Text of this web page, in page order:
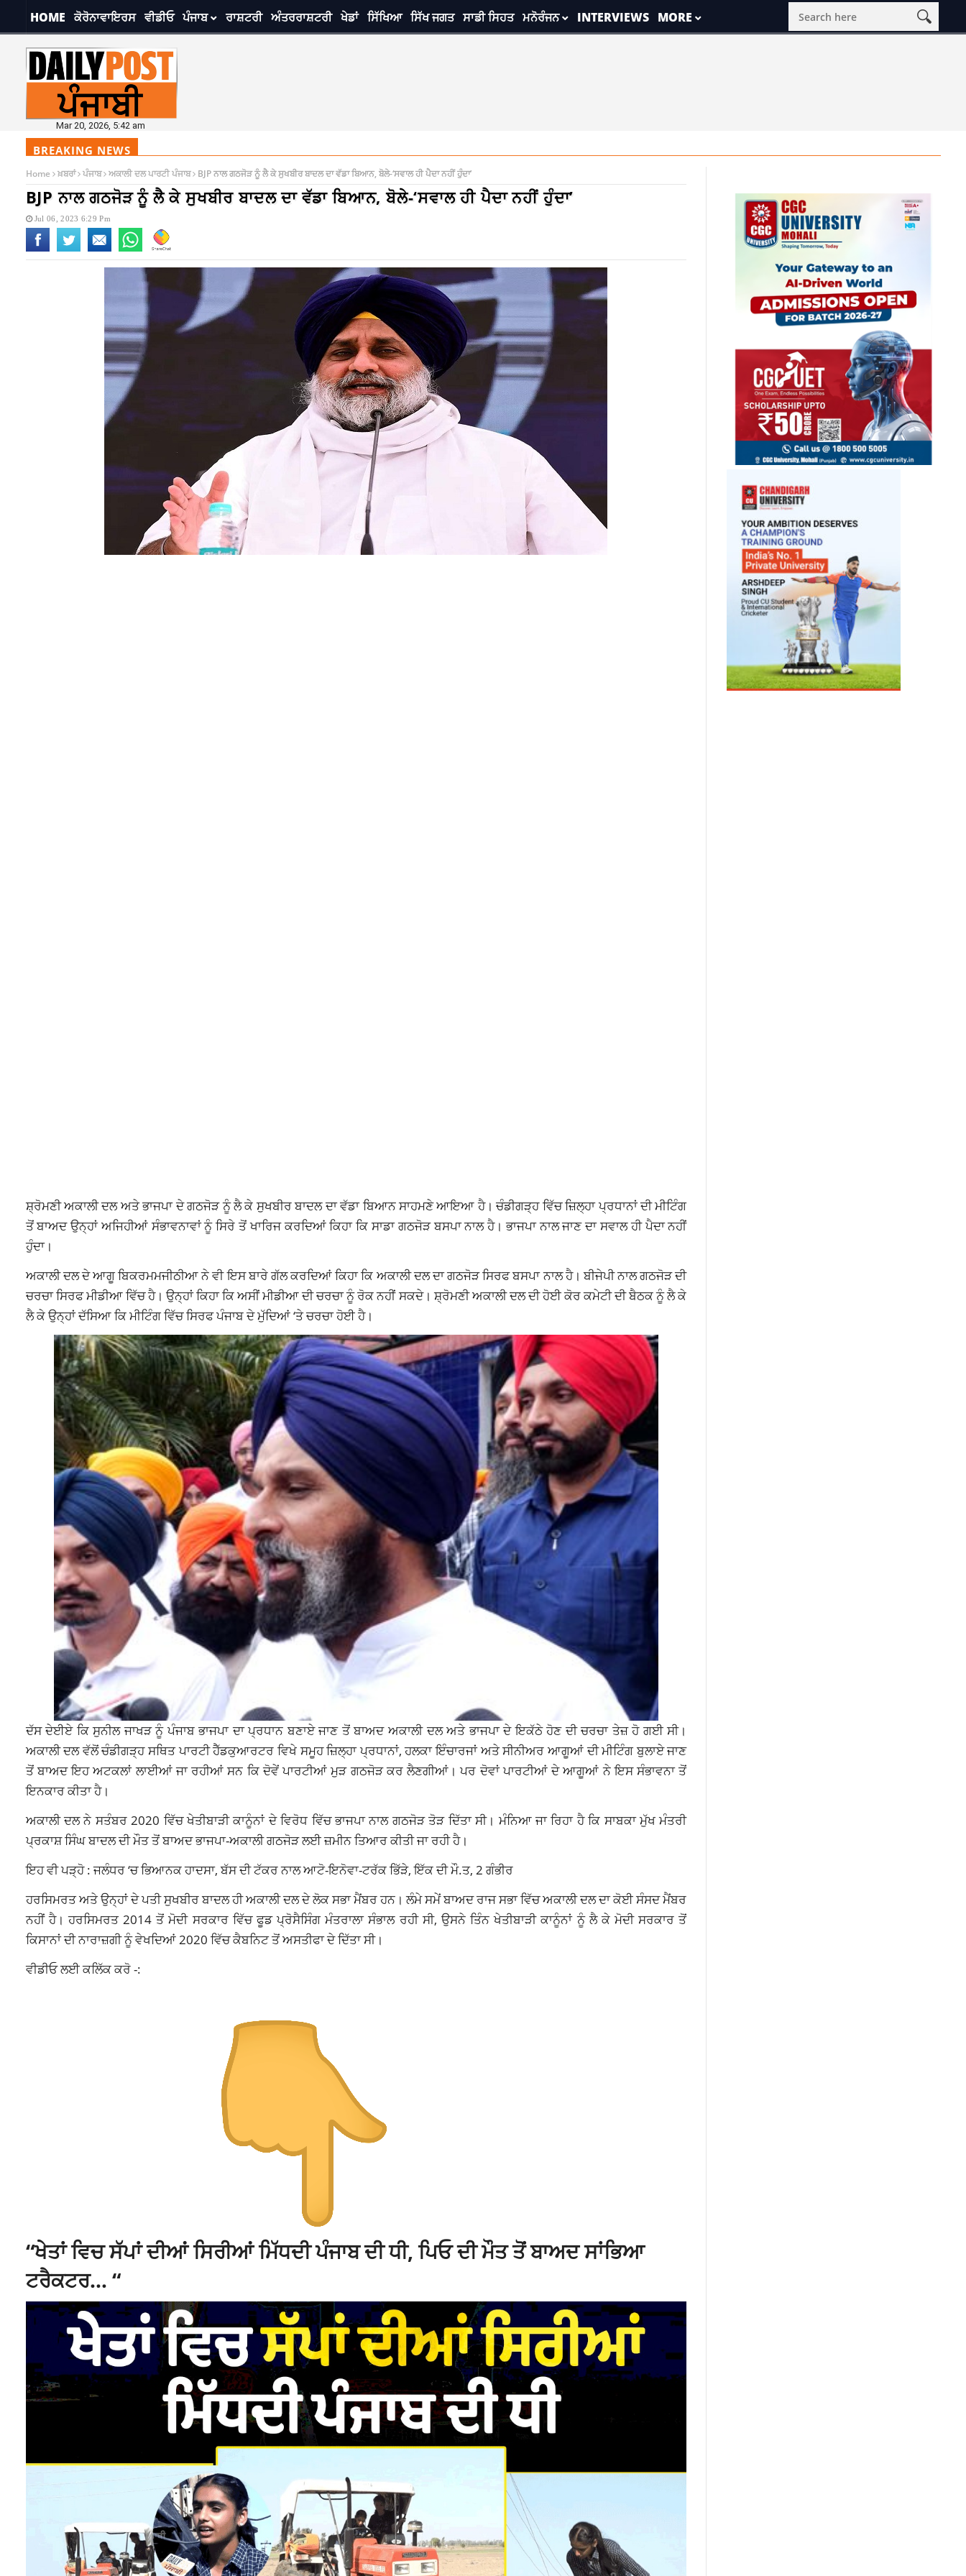
HOME ਕੋਰੋਨਾਵਾਇਰਸ ਵੀਡੀਓ ਪੰਜਾਬ ਰਾਸ਼ਟਰੀ ਅੰਤਰਰਾਸ਼ਟਰੀ ਖੇਡਾਂ ਸਿੱਖਿਆ ਸਿੱਖ ਜਗਤ ਸਾਡੀ ਸਿਹਤ ਮਨੋਰੰਜਨ INTERVIEWS MORE
Mar 20, 2026, 5:42 am
BREAKING NEWS
Home ਖ਼ਬਰਾਂ ਪੰਜਾਬ ਅਕਾਲੀ ਦਲ ਪਾਰਟੀ ਪੰਜਾਬ BJP ਨਾਲ ਗਠਜੋੜ ਨੂੰ ਲੈ ਕੇ ਸੁਖਬੀਰ ਬਾਦਲ ਦਾ ਵੱਡਾ ਬਿਆਨ, ਬੋਲੇ-‘ਸਵਾਲ ਹੀ ਪੈਦਾ ਨਹੀਂ ਹੁੰਦਾ’
BJP ਨਾਲ ਗਠਜੋੜ ਨੂੰ ਲੈ ਕੇ ਸੁਖਬੀਰ ਬਾਦਲ ਦਾ ਵੱਡਾ ਬਿਆਨ, ਬੋਲੇ-‘ਸਵਾਲ ਹੀ ਪੈਦਾ ਨਹੀਂ ਹੁੰਦਾ’
Jul 06, 2023 6:29 Pm
ਸ਼੍ਰੋਮਣੀ ਅਕਾਲੀ ਦਲ ਅਤੇ ਭਾਜਪਾ ਦੇ ਗਠਜੋੜ ਨੂੰ ਲੈ ਕੇ ਸੁਖਬੀਰ ਬਾਦਲ ਦਾ ਵੱਡਾ ਬਿਆਨ ਸਾਹਮਣੇ ਆਇਆ ਹੈ। ਚੰਡੀਗੜ੍ਹ ਵਿੱਚ ਜ਼ਿਲ੍ਹਾ ਪ੍ਰਧਾਨਾਂ ਦੀ ਮੀਟਿੰਗ
ਤੋਂ ਬਾਅਦ ਉਨ੍ਹਾਂ ਅਜਿਹੀਆਂ ਸੰਭਾਵਨਾਵਾਂ ਨੂੰ ਸਿਰੇ ਤੋਂ ਖਾਰਿਜ ਕਰਦਿਆਂ ਕਿਹਾ ਕਿ ਸਾਡਾ ਗਠਜੋੜ ਬਸਪਾ ਨਾਲ ਹੈ। ਭਾਜਪਾ ਨਾਲ ਜਾਣ ਦਾ ਸਵਾਲ ਹੀ ਪੈਦਾ ਨਹੀਂ
ਹੁੰਦਾ।
ਅਕਾਲੀ ਦਲ ਦੇ ਆਗੂ ਬਿਕਰਮਮਜੀਠੀਆ ਨੇ ਵੀ ਇਸ ਬਾਰੇ ਗੱਲ ਕਰਦਿਆਂ ਕਿਹਾ ਕਿ ਅਕਾਲੀ ਦਲ ਦਾ ਗਠਜੋੜ ਸਿਰਫ ਬਸਪਾ ਨਾਲ ਹੈ। ਬੀਜੇਪੀ ਨਾਲ ਗਠਜੋੜ ਦੀ
ਚਰਚਾ ਸਿਰਫ ਮੀਡੀਆ ਵਿੱਚ ਹੈ। ਉਨ੍ਹਾਂ ਕਿਹਾ ਕਿ ਅਸੀਂ ਮੀਡੀਆ ਦੀ ਚਰਚਾ ਨੂੰ ਰੋਕ ਨਹੀਂ ਸਕਦੇ। ਸ਼੍ਰੋਮਣੀ ਅਕਾਲੀ ਦਲ ਦੀ ਹੋਈ ਕੋਰ ਕਮੇਟੀ ਦੀ ਬੈਠਕ ਨੂੰ ਲੈ ਕੇ
ਲੈ ਕੇ ਉਨ੍ਹਾਂ ਦੱਸਿਆ ਕਿ ਮੀਟਿੰਗ ਵਿੱਚ ਸਿਰਫ ਪੰਜਾਬ ਦੇ ਮੁੱਦਿਆਂ ‘ਤੇ ਚਰਚਾ ਹੋਈ ਹੈ।
ਦੱਸ ਦੇਈਏ ਕਿ ਸੁਨੀਲ ਜਾਖੜ ਨੂੰ ਪੰਜਾਬ ਭਾਜਪਾ ਦਾ ਪ੍ਰਧਾਨ ਬਣਾਏ ਜਾਣ ਤੋਂ ਬਾਅਦ ਅਕਾਲੀ ਦਲ ਅਤੇ ਭਾਜਪਾ ਦੇ ਇਕੱਠੇ ਹੋਣ ਦੀ ਚਰਚਾ ਤੇਜ਼ ਹੋ ਗਈ ਸੀ।
ਅਕਾਲੀ ਦਲ ਵੱਲੋਂ ਚੰਡੀਗੜ੍ਹ ਸਥਿਤ ਪਾਰਟੀ ਹੈੱਡਕੁਆਰਟਰ ਵਿਖੇ ਸਮੂਹ ਜ਼ਿਲ੍ਹਾ ਪ੍ਰਧਾਨਾਂ, ਹਲਕਾ ਇੰਚਾਰਜਾਂ ਅਤੇ ਸੀਨੀਅਰ ਆਗੂਆਂ ਦੀ ਮੀਟਿੰਗ ਬੁਲਾਏ ਜਾਣ
ਤੋਂ ਬਾਅਦ ਇਹ ਅਟਕਲਾਂ ਲਾਈਆਂ ਜਾ ਰਹੀਆਂ ਸਨ ਕਿ ਦੋਵੇਂ ਪਾਰਟੀਆਂ ਮੁੜ ਗਠਜੋੜ ਕਰ ​​ਲੈਣਗੀਆਂ। ਪਰ ਦੋਵਾਂ ਪਾਰਟੀਆਂ ਦੇ ਆਗੂਆਂ ਨੇ ਇਸ ਸੰਭਾਵਨਾ ਤੋਂ
ਇਨਕਾਰ ਕੀਤਾ ਹੈ।
ਅਕਾਲੀ ਦਲ ਨੇ ਸਤੰਬਰ 2020 ਵਿੱਚ ਖੇਤੀਬਾੜੀ ਕਾਨੂੰਨਾਂ ਦੇ ਵਿਰੋਧ ਵਿੱਚ ਭਾਜਪਾ ਨਾਲ ਗਠਜੋੜ ਤੋੜ ਦਿੱਤਾ ਸੀ। ਮੰਨਿਆ ਜਾ ਰਿਹਾ ਹੈ ਕਿ ਸਾਬਕਾ ਮੁੱਖ ਮੰਤਰੀ
ਪ੍ਰਕਾਸ਼ ਸਿੰਘ ਬਾਦਲ ਦੀ ਮੌਤ ਤੋਂ ਬਾਅਦ ਭਾਜਪਾ-ਅਕਾਲੀ ਗਠਜੋੜ ਲਈ ਜ਼ਮੀਨ ਤਿਆਰ ਕੀਤੀ ਜਾ ਰਹੀ ਹੈ।
ਇਹ ਵੀ ਪੜ੍ਹੋ :ਜਲੰਧਰ ‘ਚ ਭਿਆਨਕ ਹਾਦਸਾ, ਬੱਸ ਦੀ ਟੱਕਰ ਨਾਲ ਆਟੋ-ਇਨੋਵਾ-ਟਰੱਕ ਭਿੱੜੇ, ਇੱਕ ਦੀ ਮੌ.ਤ, 2 ਗੰਭੀਰ
ਹਰਸਿਮਰਤ ਅਤੇ ਉਨ੍ਹਾਂ ਦੇ ਪਤੀ ਸੁਖਬੀਰ ਬਾਦਲ ਹੀ ਅਕਾਲੀ ਦਲ ਦੇ ਲੋਕ ਸਭਾ ਮੈਂਬਰ ਹਨ। ਲੰਮੇ ਸਮੇਂ ਬਾਅਦ ਰਾਜ ਸਭਾ ਵਿੱਚ ਅਕਾਲੀ ਦਲ ਦਾ ਕੋਈ ਸੰਸਦ ਮੈਂਬਰ
ਨਹੀਂ ਹੈ। ਹਰਸਿਮਰਤ 2014 ਤੋਂ ਮੋਦੀ ਸਰਕਾਰ ਵਿੱਚ ਫੂਡ ਪ੍ਰੋਸੈਸਿੰਗ ਮੰਤਰਾਲਾ ਸੰਭਾਲ ਰਹੀ ਸੀ, ਉਸਨੇ ਤਿੰਨ ਖੇਤੀਬਾੜੀ ਕਾਨੂੰਨਾਂ ਨੂੰ ਲੈ ਕੇ ਮੋਦੀ ਸਰਕਾਰ ਤੋਂ
ਕਿਸਾਨਾਂ ਦੀ ਨਾਰਾਜ਼ਗੀ ਨੂੰ ਵੇਖਦਿਆਂ 2020 ਵਿੱਚ ਕੈਬਨਿਟ ਤੋਂ ਅਸਤੀਫਾ ਦੇ ਦਿੱਤਾ ਸੀ।
ਵੀਡੀਓ ਲਈ ਕਲਿੱਕ ਕਰੋ -:
“ਖੇਤਾਂ ਵਿਚ ਸੱਪਾਂ ਦੀਆਂ ਸਿਰੀਆਂ ਮਿੱਧਦੀ ਪੰਜਾਬ ਦੀ ਧੀ, ਪਿਓ ਦੀ ਮੌਤ ਤੋਂ ਬਾਅਦ ਸਾਂਭਿਆ
ਟਰੈਕਟਰ… “